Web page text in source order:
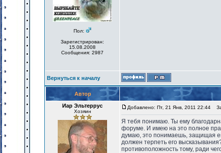
Пол:
Зарегистрирован:
15.08.2008
Сообщения: 2987
Вернуться к началу
Автор
Иар Эльтеррус
Хозяин
Добавлено: Пт, 21 Янв, 2011 22:44
Я тебя понимаю. Ты ему
форуме. И имею на это полное
думаю, это понимаешь, защищая
должен терпеть его
противоположность тому, ради